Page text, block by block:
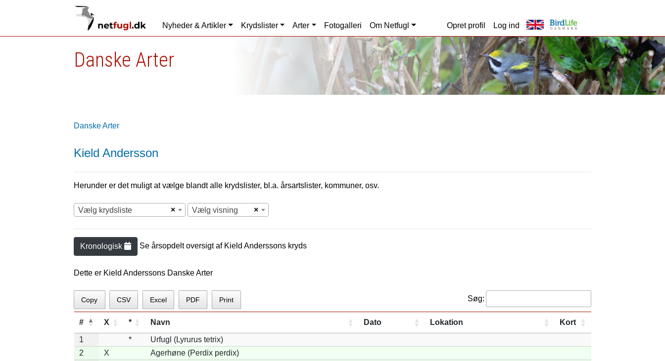
Nyheder & Artikler Krydslister Arter Fotogalleri Om Netfugl Opret profil Log ind
Danske Arter
Danske Arter
Kield Andersson
Herunder er det muligt at vælge blandt alle krydslister, bl.a. årsartslister, kommuner, osv.
×
Vælg krydsliste ×
Vælg visning
Kronologisk Se årsopdelt oversigt af Kield Anderssons kryds
Dette er Kield Anderssons Danske Arter
Copy CSV Excel PDF Print Søg:
# X * Navn Dato Lokation Kort
1 *
Urfugl (Lyrurus tetrix)
2
X
Agerhøne (Perdix perdix)